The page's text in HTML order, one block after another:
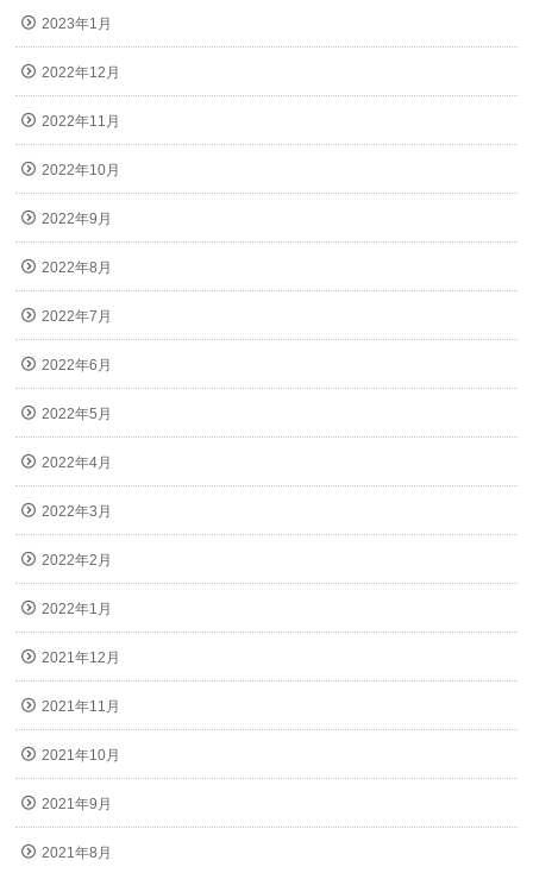
2023年1月
2022年12月
2022年11月
2022年10月
2022年9月
2022年8月
2022年7月
2022年6月
2022年5月
2022年4月
2022年3月
2022年2月
2022年1月
2021年12月
2021年11月
2021年10月
2021年9月
2021年8月